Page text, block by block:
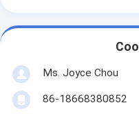
Ms. Joyce Chou
86-18668380852